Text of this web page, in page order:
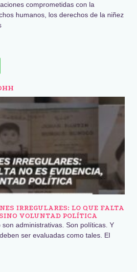
comprometidas con la
humanos, los derechos de la niñez
IRREGULARES: LO QUE FALTA
VOLUNTAD POLÍTICA
administrativas. Son políticas. Y
ser evaluadas como tales. El